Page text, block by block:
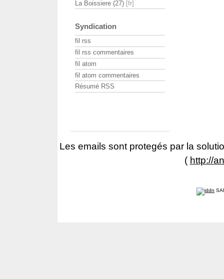
La Boissiere (27)
Syndication
fil rss
fil rss commentaires
fil atom
fil atom commentaires
Résumé RSS
Les emails sont protegés par la
( http://